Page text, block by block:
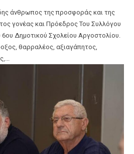
άνθρωπος της προσφοράς και της
γονέας και Πρόεδρος Του Συλλόγου
Δημοτικού Σχολείου Αργοστολίου.
θαρραλέος, αξιαγάπητος,